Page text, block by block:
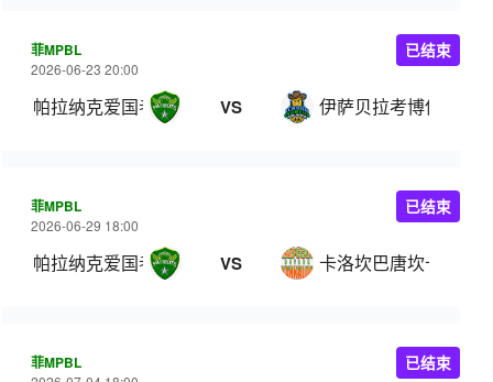
菲MPBL
2026-06-23 20:00
帕拉纳克爱国者 VS 伊萨贝拉考博伊斯
已结束
菲MPBL
2026-06-29 18:00
帕拉纳克爱国者 VS 卡洛坎巴唐坎卡洛
已结束
菲MPBL 已结束